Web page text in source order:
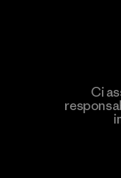
Scopri di più
Ci